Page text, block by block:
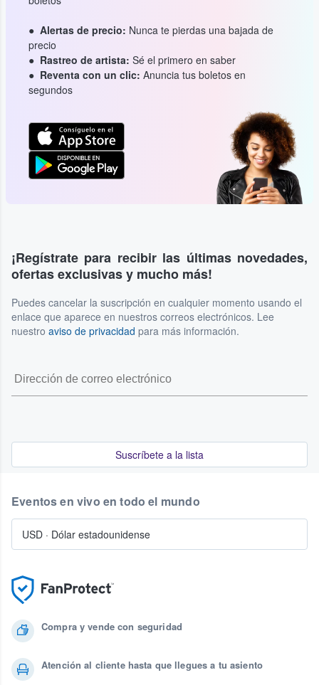
Alertas de precio: Nunca te pierdas una bajada de
precio
Rastreo de artista: Sé el primero en saber
Reventa con un clic: Anuncia tus boletos en
segundos
¡Regístrate para recibir las últimas novedades,
ofertas exclusivas y mucho más!
Puedes cancelar la suscripción en cualquier momento usando el
enlace que aparece en nuestros correos electrónicos. Lee
nuestro aviso de privacidad para más información.
Suscríbete a la lista
Compra y vende con seguridad
Atención al cliente hasta que llegues a tu asiento
Eventos en vivo en todo el mundo
USD · Dólar estadounidense